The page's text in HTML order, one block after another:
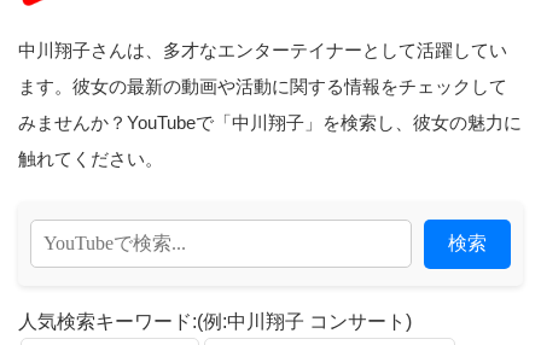
中川翔子さんは、多才なエンターテイナーとして活躍してい
ます。彼女の最新の動画や活動に関する情報をチェックして
みませんか？YouTubeで「中川翔子」を検索し、彼女の魅力に
触れてください。
検索
人気検索キーワード:(例:中川翔子 コンサート)